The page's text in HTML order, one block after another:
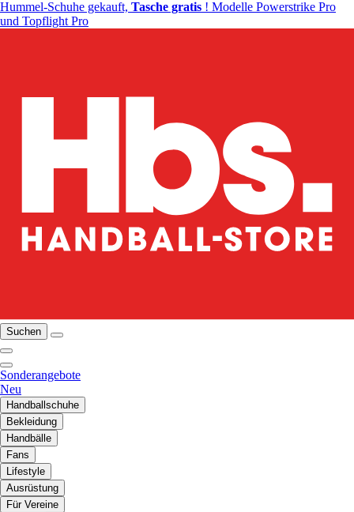
Hummel-Schuhe gekauft, Tasche gratis ! Modelle Powerstrike Pro
und Topflight Pro
Suchen
Sonderangebote
Neu
Handballschuhe
Bekleidung
Handbälle
Fans
Lifestyle
Ausrüstung
Für Vereine